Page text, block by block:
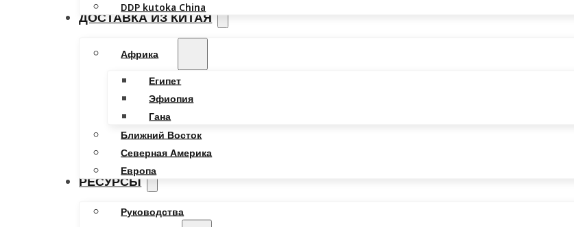
DDP kutoka China
ДОСТАВКА ИЗ КИТАЯ
Африка
Египет
Эфиопия
Гана
Ближний Восток
Северная Америка
Европа
РЕСУРСЫ
Руководства